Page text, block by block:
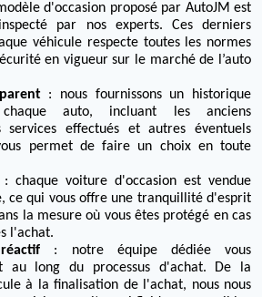
d'occasion proposé par AutoJM est
par nos experts. Ces derniers
véhicule respecte toutes les normes
en vigueur sur le marché de l’auto
: nous fournissons un historique
auto, incluant les anciens
services effectués et autres éventuels
permet de faire un choix en toute
: chaque voiture d'occasion est vendue
ce qui vous offre une tranquillité d'esprit
la mesure où vous êtes protégé en cas
l'achat.
: notre équipe dédiée vous
au long du processus d'achat. De la
à la finalisation de l'achat, nous nous